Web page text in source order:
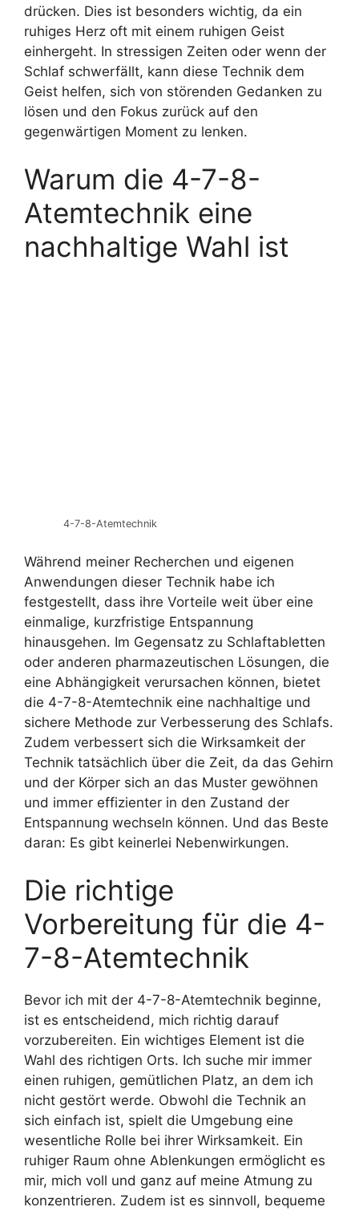
drücken. Dies ist besonders wichtig, da ein
ruhiges Herz oft mit einem ruhigen Geist
einhergeht. In stressigen Zeiten oder wenn der
Schlaf schwerfällt, kann diese Technik dem
Geist helfen, sich von störenden Gedanken zu
lösen und den Fokus zurück auf den
gegenwärtigen Moment zu lenken.
Warum die 4-7-8-
Atemtechnik eine
nachhaltige Wahl ist
4-7-8-Atemtechnik
Während meiner Recherchen und eigenen
Anwendungen dieser Technik habe ich
festgestellt, dass ihre Vorteile weit über eine
einmalige, kurzfristige Entspannung
hinausgehen. Im Gegensatz zu Schlaftabletten
oder anderen pharmazeutischen Lösungen, die
eine Abhängigkeit verursachen können, bietet
die 4-7-8-Atemtechnik eine nachhaltige und
sichere Methode zur Verbesserung des Schlafs.
Zudem verbessert sich die Wirksamkeit der
Technik tatsächlich über die Zeit, da das Gehirn
und der Körper sich an das Muster gewöhnen
und immer effizienter in den Zustand der
Entspannung wechseln können. Und das Beste
daran: Es gibt keinerlei Nebenwirkungen.
Die richtige
Vorbereitung für die 4-
7-8-Atemtechnik
Bevor ich mit der 4-7-8-Atemtechnik beginne,
ist es entscheidend, mich richtig darauf
vorzubereiten. Ein wichtiges Element ist die
Wahl des richtigen Orts. Ich suche mir immer
einen ruhigen, gemütlichen Platz, an dem ich
nicht gestört werde. Obwohl die Technik an
sich einfach ist, spielt die Umgebung eine
wesentliche Rolle bei ihrer Wirksamkeit. Ein
ruhiger Raum ohne Ablenkungen ermöglicht es
mir, mich voll und ganz auf meine Atmung zu
konzentrieren. Zudem ist es sinnvoll, bequeme